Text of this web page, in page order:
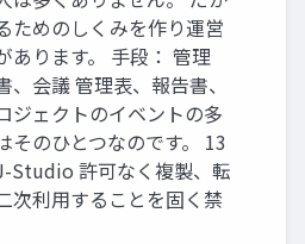
ためのしくみを作り運営
あります。 手段： 管理
、会議 管理表、報告書、
ジェクトのイベントの多
そのひとつなのです。 13
Studio 許可なく複製、転
次利用することを固く禁